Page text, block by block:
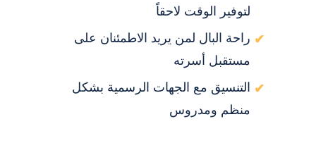
لتوفير الوقت لاحقاً
راحة البال لمن يريد الاطمئنان على
مستقبل أسرته
التنسيق مع الجهات الرسمية بشكل
منظم ومدروس